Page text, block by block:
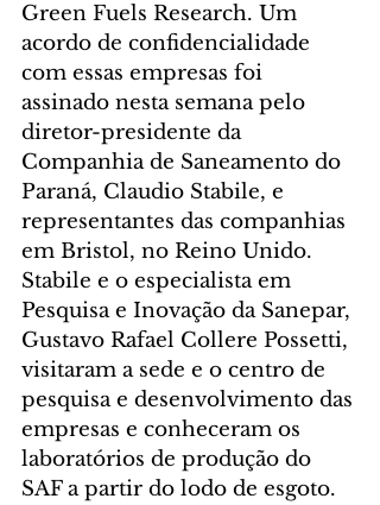
Green Fuels Research. Um
acordo de confidencialidade
com essas empresas foi
assinado nesta semana pelo
diretor-presidente da
Companhia de Saneamento do
Paraná, Claudio Stabile, e
representantes das companhias
em Bristol, no Reino Unido.
Stabile e o especialista em
Pesquisa e Inovação da Sanepar,
Gustavo Rafael Collere Possetti,
visitaram a sede e o centro de
pesquisa e desenvolvimento das
empresas e conheceram os
laboratórios de produção do
SAF a partir do lodo de esgoto.